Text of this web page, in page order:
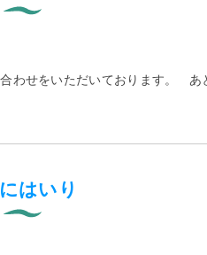
わせをいただいております。
はいり